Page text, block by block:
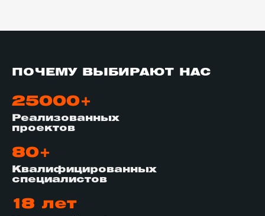
ПОЧЕМУ ВЫБИРАЮТ НАС
25000+
Реализованных
проектов
80+
Квалифицированных
специалистов
18 лет